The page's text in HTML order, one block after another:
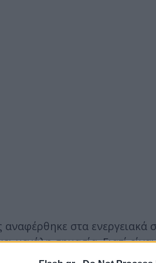
στα
μεγάλη σημασία. Γιατί
την καθορισμένη